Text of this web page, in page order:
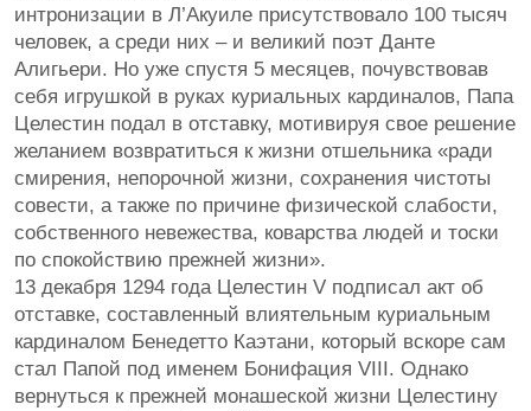
интронизации в Л’Акуиле присутствовало 100 тысяч
человек, а среди них – и великий поэт Данте
Алигьери. Но уже спустя 5 месяцев, почувствовав
себя игрушкой в руках куриальных кардиналов, Папа
Целестин подал в отставку, мотивируя свое решение
желанием возвратиться к жизни отшельника «ради
смирения, непорочной жизни, сохранения чистоты
совести, а также по причине физической слабости,
собственного невежества, коварства людей и тоски
по спокойствию прежней жизни».
13 декабря 1294 года Целестин V подписал акт об
отставке, составленный влиятельным куриальным
кардиналом Бенедетто Каэтани, который вскоре сам
стал Папой под именем Бонифация VIII. Однако
вернуться к прежней монашеской жизни Целестину